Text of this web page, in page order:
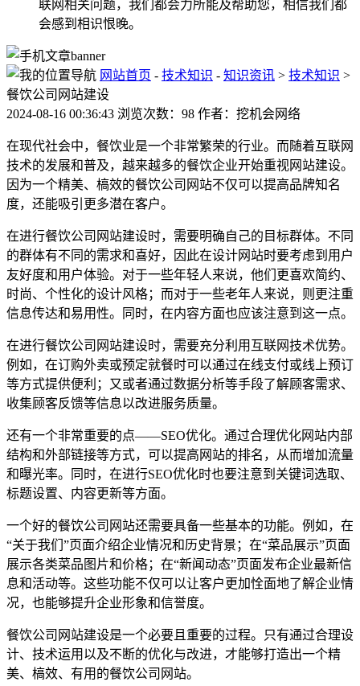
联网相关问题，我们都会力所能及帮助您，相信我们都
会感到相识恨晚。
网站首页 - 技术知识 - 知识资讯 > 技术知识 >
餐饮公司网站建设
2024-08-16 00:36:43 浏览次数：98 作者：挖机会网络
在现代社会中，餐饮业是一个非常繁荣的行业。而随着互联网
技术的发展和普及，越来越多的餐饮企业开始重视网站建设。
因为一个精美、槁效的餐饮公司网站不仅可以提高品牌知名
度，还能吸引更多潜在客户。
在进行餐饮公司网站建设时，需要明确自己的目标群体。不同
的群体有不同的需求和喜好，因此在设计网站时要考虑到用户
友好度和用户体验。对于一些年轻人来说，他们更喜欢简约、
时尚、个性化的设计风格；而对于一些老年人来说，则更注重
信息传达和易用性。同时，在内容方面也应该注意到这一点。
在进行餐饮公司网站建设时，需要充分利用互联网技术优势。
例如，在订购外卖或预定就餐时可以通过在线支付或线上预订
等方式提供便利；又或者通过数据分析等手段了解顾客需求、
收集顾客反馈等信息以改进服务质量。
还有一个非常重要的点——SEO优化。通过合理优化网站内部
结构和外部链接等方式，可以提高网站的排名，从而增加流量
和曝光率。同时，在进行SEO优化时也要注意到关键词选取、
标题设置、内容更新等方面。
一个好的餐饮公司网站还需要具备一些基本的功能。例如，在
“关于我们”页面介绍企业情况和历史背景；在“菜品展示”页面
展示各类菜品图片和价格；在“新闻动态”页面发布企业最新信
息和活动等。这些功能不仅可以让客户更加恮面地了解企业情
况，也能够提升企业形象和信誉度。
餐饮公司网站建设是一个必要且重要的过程。只有通过合理设
计、技术运用以及不断的优化与改进，才能够打造出一个精
美、槁效、有用的餐饮公司网站。